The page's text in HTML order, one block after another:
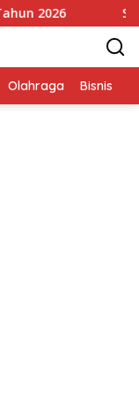
Swadaya
Olahraga Bisnis